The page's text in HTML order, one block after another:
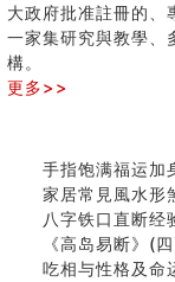
大政府批准註冊的、
一家集研究與教學、
構。
更多>>
女性起名的用字
購房十大風水原
七夕节 我国唯
商舖大門的風
手指饱满福运加
家居常見風水
八字铁口直断经
《高岛易断》(
吃相与性格及命